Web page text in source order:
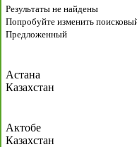
Результаты не найдены
Попробуйте изменить
Предложенный
Астана
Казахстан
Актобе
Казахстан